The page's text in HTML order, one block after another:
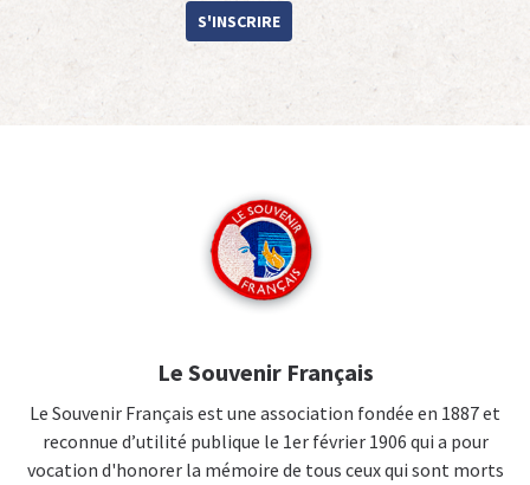
S'INSCRIRE
Le Souvenir Français
Le Souvenir Français est une association fondée en 1887 et
reconnue d’utilité publique le 1er février 1906 qui a pour
vocation d'honorer la mémoire de tous ceux qui sont morts